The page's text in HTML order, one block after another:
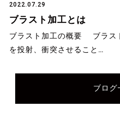
2022.07.29
ブラスト加工とは
ブラスト加工の概要 ブラス
を投射、衝突させること…
ブログ